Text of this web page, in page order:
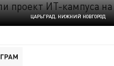
ЦАРЬГРАД. НИЖНИЙ НОВГОРОД